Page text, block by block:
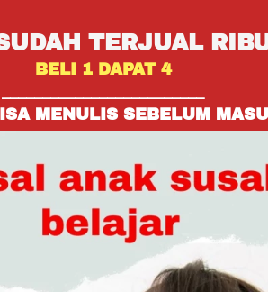
TERJUAL
BELI 1 DAPAT 4
MENULIS SEBELUM